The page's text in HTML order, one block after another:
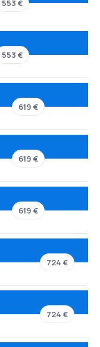
553 €
553 €
619 €
619 €
619 €
724 €
724 €